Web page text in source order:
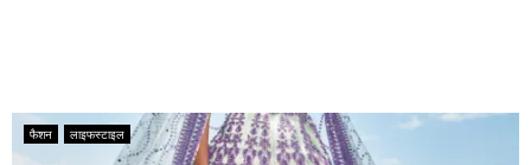
फैशन लाइफस्टाइल